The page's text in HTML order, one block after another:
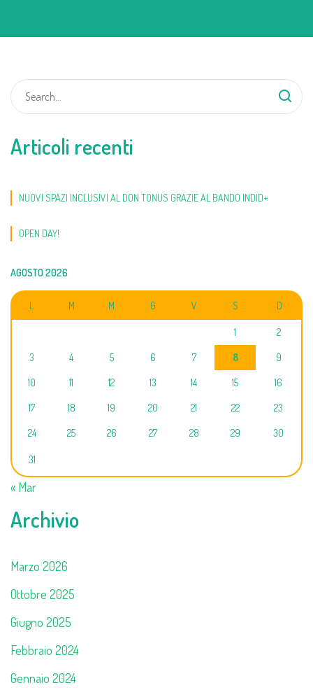
Articoli recenti
NUOVI SPAZI INCLUSIVI AL DON TONUS GRAZIE AL BANDO INDID+
OPEN DAY!
AGOSTO 2026
L M M G V S D
1 2
3 4 5 6 7 8 9
10 11 12 13 14 15 16
17 18 19 20 21 22 23
24 25 26 27 28 29 30
31
« Mar
Archivio
Marzo 2026
Ottobre 2025
Giugno 2025
Febbraio 2024
Gennaio 2024